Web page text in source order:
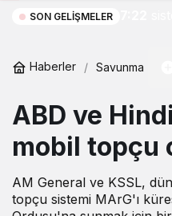
SON GELIŞMELER
Haberler Savunma
ABD ve
mobil topçu
AM General ve KSSL,
topçu sistemi MArG'ı